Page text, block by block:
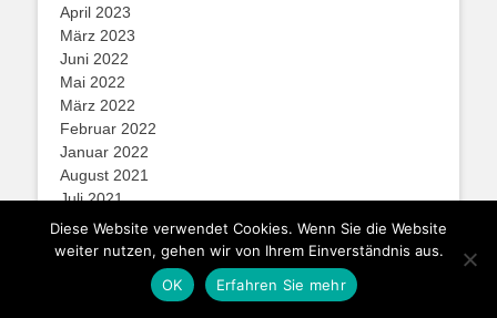
April 2023
März 2023
Juni 2022
Mai 2022
März 2022
Februar 2022
Januar 2022
August 2021
Juli 2021
Juni 2021
Mai 2021
Dezember 2020
Diese Website verwendet Cookies. Wenn Sie die Website
weiter nutzen, gehen wir von Ihrem Einverständnis aus.
OK
Erfahren Sie mehr